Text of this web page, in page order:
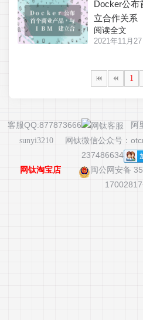
Docker公布
立合作关系
阅读全文
2021年11月27
1
客服QQ:877873666
阿
sunyi3210
网钛微信公众号：
237486634
网钛淘宝店 闽公网安备